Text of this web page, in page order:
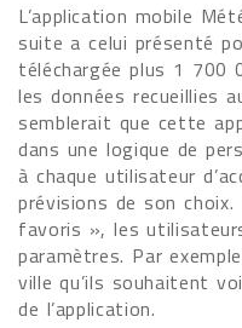
L’application mobile
suite a celui présenté
téléchargée plus 1 700
les données recueillies
semblerait que cette
dans une logique de
à chaque utilisateur
prévisions de son
favoris », les
paramètres. Par
ville qu’ils souhaitent
de l’application.